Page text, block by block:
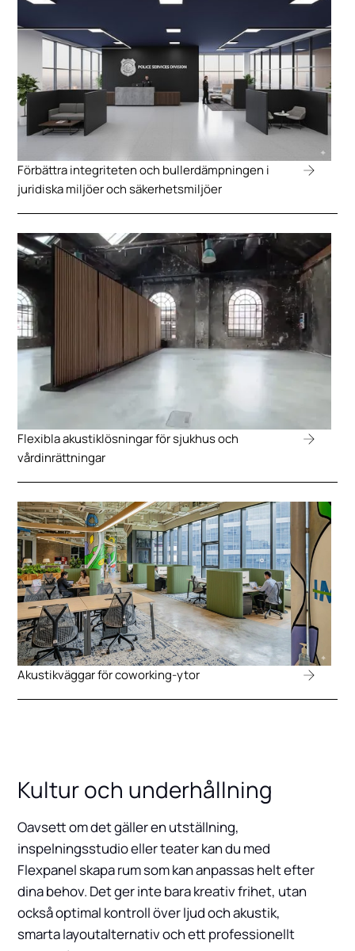
Förbättra integriteten och bullerdämpningen i
juridiska miljöer och säkerhetsmiljöer
Flexibla akustiklösningar för sjukhus och
vårdinrättningar
Akustikväggar för coworking-ytor
Kultur och underhållning
Oavsett om det gäller en utställning,
inspelningsstudio eller teater kan du med
Flexpanel skapa rum som kan anpassas helt efter
dina behov. Det ger inte bara kreativ frihet, utan
också optimal kontroll över ljud och akustik,
smarta layoutalternativ och ett professionellt